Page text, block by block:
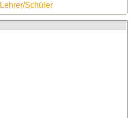
Lehrer/Schüler